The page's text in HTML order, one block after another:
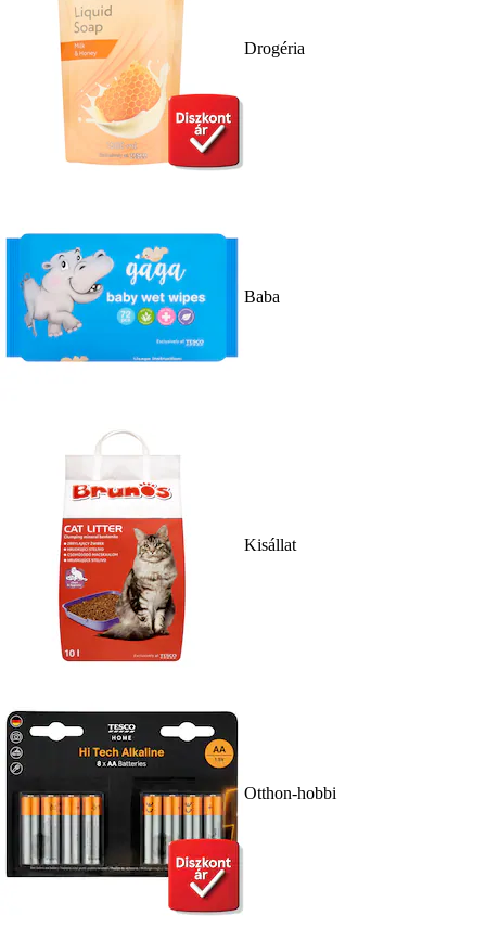
Drogéria
Baba
Kisállat
Otthon-hobbi